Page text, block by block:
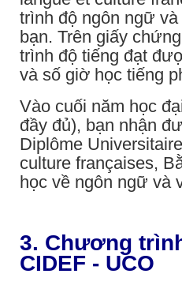
trình độ ngôn ngữ
bạn. Trên giấy
trình độ tiếng đạt
và số giờ học tiếng
Vào cuối năm học
đầy đủ), bạn nhận
Diplôme
culture françaises,
học về ngôn ngữ và
3. Chương
CIDEF - UCO